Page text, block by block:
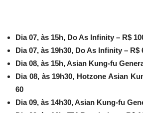
Dia 07, às 15h, Do As Infinity – R$
Dia 07, às 19h30, Do As Infinity – R$
Dia 08, às 15h, Asian Kung-fu
Dia 08, às 19h30, Hotzone Asian
60
Dia 09, às 14h30, Asian Kung-fu